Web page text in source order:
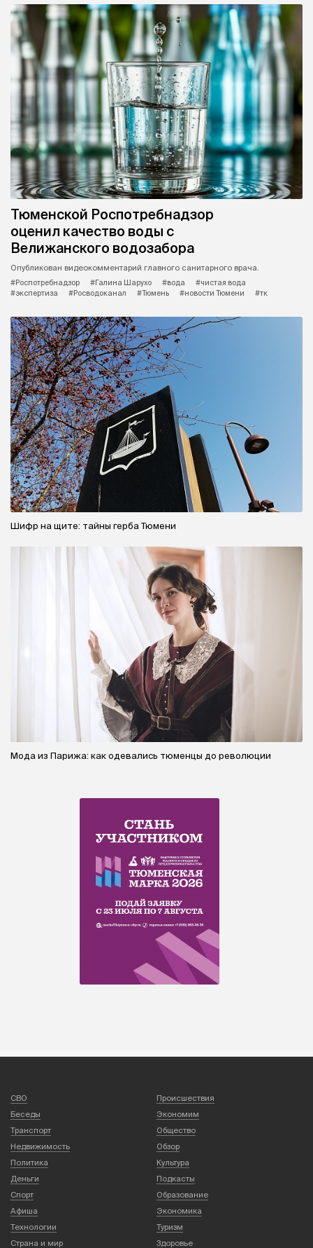
Тюменской Роспотребнадзор
оценил качество воды с
Велижанского водозабора
Опубликован видеокомментарий главного санитарного врача.
#Роспотребнадзор
#Галина Шарухо #вода
#чистая вода
#экспертиза
#Росводоканал #Тюмень #новости Тюмени #тк
Шифр на щите: тайны герба Тюмени
Мода из Парижа: как одевались тюменцы до революции
СВО
Происшествия
Беседы
Экономим
Транспорт
Общество
Недвижимость
Обзор
Политика
Культура
Деньги
Подкасты
Спорт
Образование
Афиша
Экономика
Технологии
Туризм
Страна и мир
Здоровье